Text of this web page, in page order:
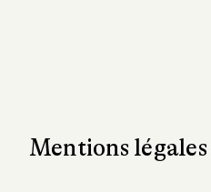
Mentions légales